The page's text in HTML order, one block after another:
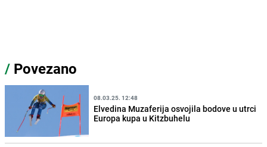
/ Povezano
08.03.25. 12:48
Elvedina Muzaferija osvojila bodove u utrci
Europa kupa u Kitzbuhelu